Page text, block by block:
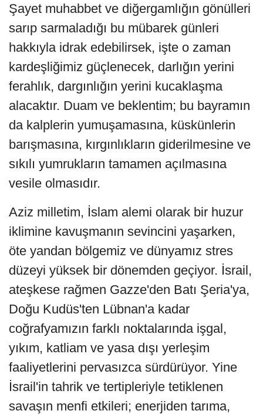
Şayet muhabbet ve diğergamlığın gönülleri
sarıp sarmaladığı bu mübarek günleri
hakkıyla idrak edebilirsek, işte o zaman
kardeşliğimiz güçlenecek, darlığın yerini
ferahlık, dargınlığın yerini kucaklaşma
alacaktır. Duam ve beklentim; bu bayramın
da kalplerin yumuşamasına, küskünlerin
barışmasına, kırgınlıkların giderilmesine ve
sıkılı yumrukların tamamen açılmasına
vesile olmasıdır.
Aziz milletim, İslam alemi olarak bir huzur
iklimine kavuşmanın sevincini yaşarken,
öte yandan bölgemiz ve dünyamız stres
düzeyi yüksek bir dönemden geçiyor. İsrail,
ateşkese rağmen Gazze'den Batı Şeria'ya,
Doğu Kudüs'ten Lübnan'a kadar
coğrafyamızın farklı noktalarında işgal,
yıkım, katliam ve yasa dışı yerleşim
faaliyetlerini pervasızca sürdürüyor. Yine
İsrail'in tahrik ve tertipleriyle tetiklenen
savaşın menfi etkileri; enerjiden tarıma,